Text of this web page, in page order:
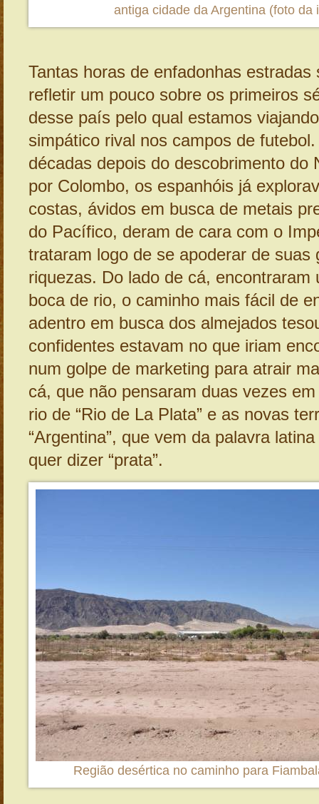
antiga cidade da Argentina (foto da
Tantas horas de enfadonhas estradas
refletir um pouco sobre os primeiros
desse país pelo qual estamos
simpático rival nos campos de
décadas depois do descobrimento do
por Colombo, os espanhóis já
costas, ávidos em busca de metais
do Pacífico, deram de cara com o
trataram logo de se apoderar de suas
riquezas. Do lado de cá, encontraram
boca de rio, o caminho mais fácil de
adentro em busca dos almejados
confidentes estavam no que iriam
num golpe de marketing para atrair
cá, que não pensaram duas vezes
rio de “Rio de La Plata” e as novas
“Argentina”, que vem da palavra latina
quer dizer “prata”.
Região desértica no caminho para